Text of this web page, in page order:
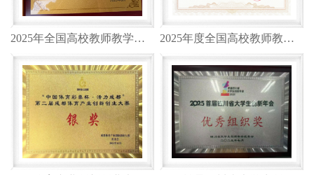
2025年全国高校教师教学创新... 2025年度全国高校教师教学发...